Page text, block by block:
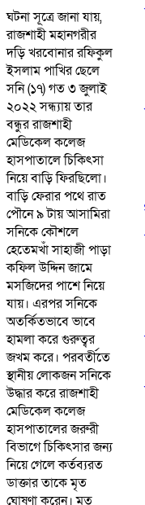
ঘটনা সূত্রে জানা যায়,
রাজশাহী মহানগরীর
দড়ি খরবোনার রফিকুল
ইসলাম পাখির ছেলে
সনি (১৭) গত ৩ জুলাই
২০২২ সন্ধ্যায় তার
বন্ধুর রাজশাহী
মেডিকেল কলেজ
হাসপাতালে চিকিৎসা
নিয়ে বাড়ি ফিরছিলো।
বাড়ি ফেরার পথে রাত
পৌনে ৯ টায় আসামিরা
সনিকে কৌশলে
হেতেমখাঁ সাহাজী পাড়া
কফিল উদ্দিন জামে
মসজিদের পাশে নিয়ে
যায়। এরপর সনিকে
অতর্কিতভাবে ভাবে
হামলা করে গুরুত্বর
জখম করে। পরবর্তীতে
স্থানীয় লোকজন সনিকে
উদ্ধার করে রাজশাহী
মেডিকেল কলেজ
হাসপাতালের জরুরী
বিভাগে চিকিৎসার জন্য
নিয়ে গেলে কর্তব্যরত
ডাক্তার তাকে মৃত
ঘোষণা করেন। মৃত